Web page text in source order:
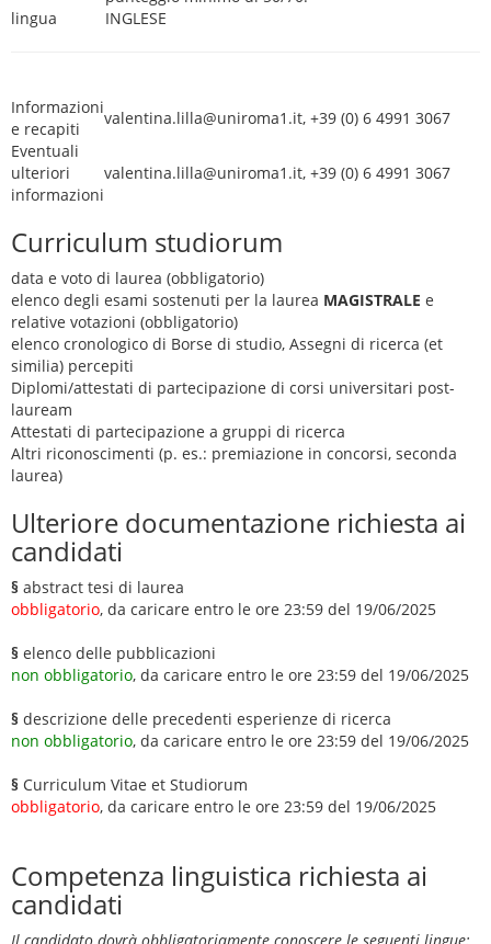
lingua
INGLESE
Informazioni
e recapiti
valentina.lilla@uniroma1.it, +39 (0) 6 4991 3067
Eventuali
ulteriori
informazioni
valentina.lilla@uniroma1.it, +39 (0) 6 4991 3067
Curriculum studiorum
data e voto di laurea (obbligatorio)
elenco degli esami sostenuti per la laurea MAGISTRALE e
relative votazioni (obbligatorio)
elenco cronologico di Borse di studio, Assegni di ricerca (et
similia) percepiti
Diplomi/attestati di partecipazione di corsi universitari post-
lauream
Attestati di partecipazione a gruppi di ricerca
Altri riconoscimenti (p. es.: premiazione in concorsi, seconda
laurea)
Ulteriore documentazione richiesta ai
candidati
§ abstract tesi di laurea
obbligatorio, da caricare entro le ore 23:59 del 19/06/2025
§ elenco delle pubblicazioni
non obbligatorio, da caricare entro le ore 23:59 del 19/06/2025
§ descrizione delle precedenti esperienze di ricerca
non obbligatorio, da caricare entro le ore 23:59 del 19/06/2025
§ Curriculum Vitae et Studiorum
obbligatorio, da caricare entro le ore 23:59 del 19/06/2025
Competenza linguistica richiesta ai
candidati